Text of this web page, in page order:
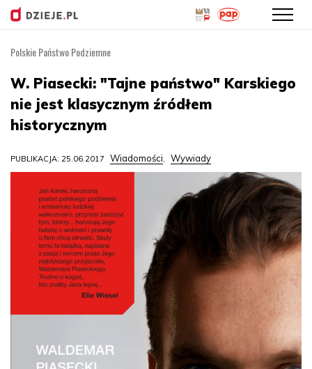
treści
Polskie Państwo Podziemne
W. Piasecki: "Tajne państwo" Karskiego
nie jest klasycznym źródłem
historycznym
PUBLIKACJA: 25.06.2017 Wiadomości, Wywiady